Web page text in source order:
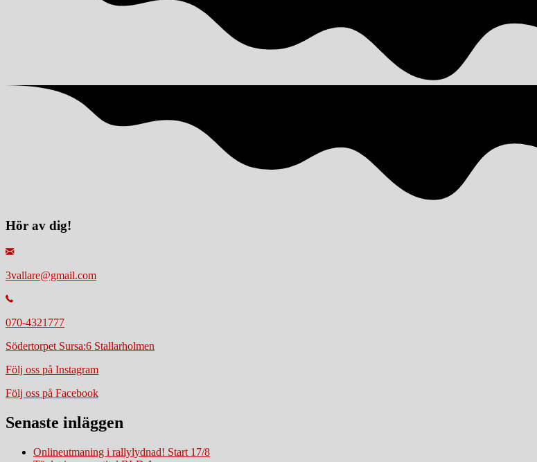
Hör av dig!
3vallare@gmail.com
070-4321777
Södertorpet Sursa:6 Stallarholmen
Följ oss på Instagram
Följ oss på Facebook
Senaste inläggen
Onlineutmaning i rallylydnad! Start 17/8